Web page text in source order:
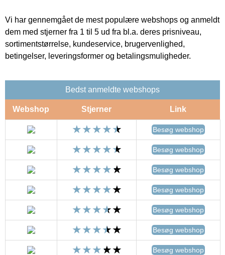
Vi har gennemgået de mest populære webshops og anmeldt
dem med stjerner fra 1 til 5 ud fra bl.a. deres prisniveau,
sortimentstørrelse, kundeservice, brugervenlighed,
betingelser, leveringsformer og betalingsmuligheder.
Bedst anmeldte webshops
Webshop Stjerner Link
Besøg webshop
Besøg webshop
Besøg webshop
Besøg webshop
Besøg webshop
Besøg webshop
Besøg webshop